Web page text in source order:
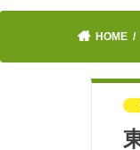
HOME